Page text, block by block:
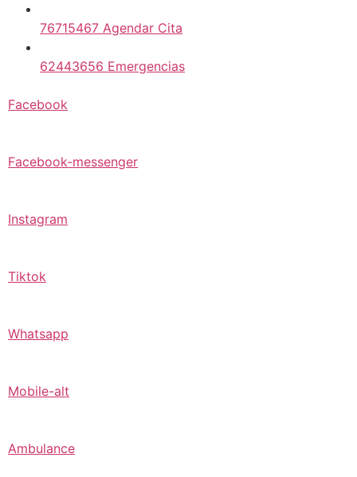
76715467 Agendar Cita
62443656 Emergencias
Facebook
Facebook-messenger
Instagram
Tiktok
Whatsapp
Mobile-alt
Ambulance